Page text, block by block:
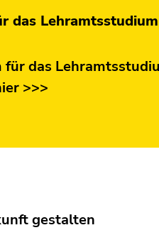
das
für das
>>>
gestalten